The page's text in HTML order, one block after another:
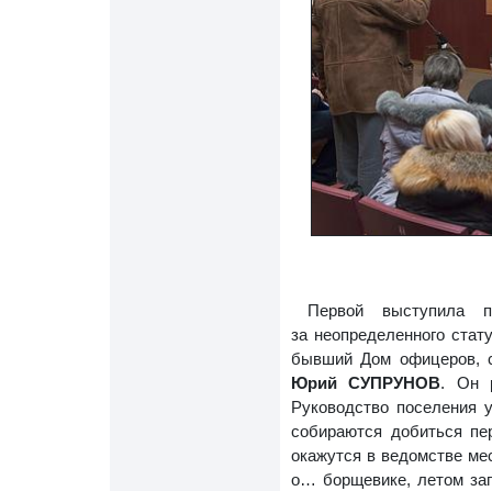
Первой выступила
за неопределенного
бывший Дом офицеров,
Юрий СУПРУНОВ. Он
Руководство поселения
собираются добиться
окажутся в ведомстве
о… борщевике, летом